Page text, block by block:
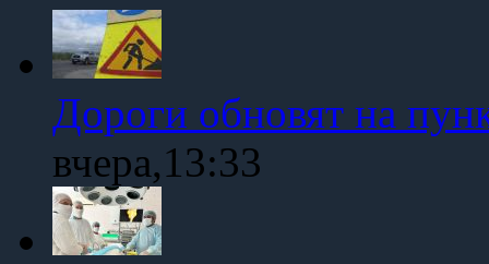
Дороги обновят на
вчера,13:33